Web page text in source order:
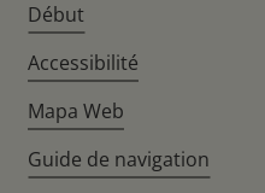
Début
Accessibilité
Mapa Web
Guide de navigation